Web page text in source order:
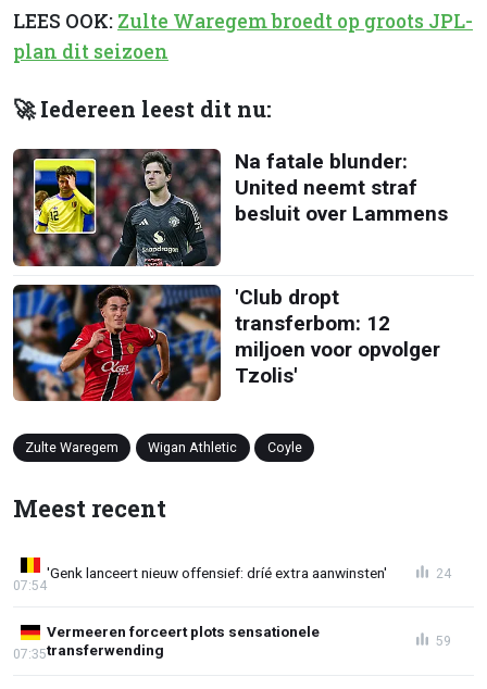
LEES OOK: Zulte Waregem broedt op groots JPL-
plan dit seizoen
🚀 Iedereen leest dit nu:
Na fatale blunder:
United neemt straf
besluit over Lammens
'Club dropt
transferbom: 12
miljoen voor opvolger
Tzolis'
Zulte Waregem Wigan Athletic Coyle
Meest recent
'Genk lanceert nieuw offensief: dríé extra aanwinsten'
07:54
24
Vermeeren forceert plots sensationele
transferwending
07:35
59